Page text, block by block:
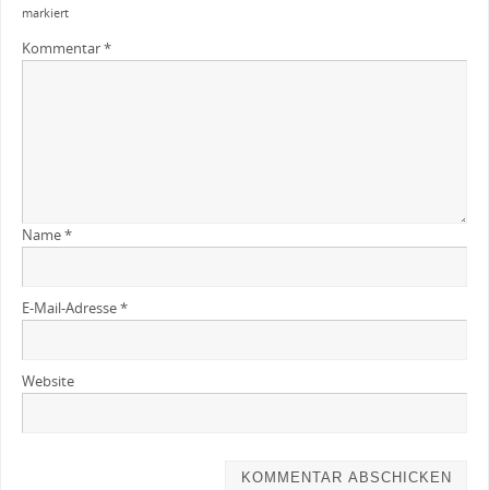
markiert
Kommentar*
Name*
E-Mail-Adresse*
Website